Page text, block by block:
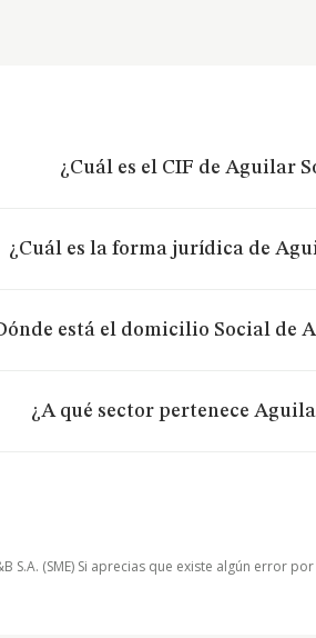
¿Cuál es el CIF de Aguilar
¿Cuál es la forma jurídica de
está el domicilio Social de
¿A qué sector pertenece
S.A. (SME) Si aprecias que existe algún error